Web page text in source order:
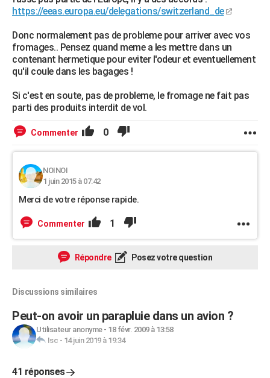
https://eeas.europa.eu/delegations/switzerland_de
Donc normalement pas de probleme pour arriver avec vos
fromages.. Pensez quand meme a les mettre dans un
contenant hermetique pour eviter l'odeur et eventuellement
qu'il coule dans les bagages !
Si c'est en soute, pas de probleme, le fromage ne fait pas
parti des produits interdit de vol.
Commenter 0
NOINOI
1 juin 2015 à 07:42
Merci de votre réponse rapide.
Commenter 1
Répondre Posez votre question
Discussions similaires
Peut-on avoir un parapluie dans un avion ?
Utilisateur anonyme- 18 févr. 2009 à 13:58
Isc - 14 juin 2019 à 19:34
41 réponses